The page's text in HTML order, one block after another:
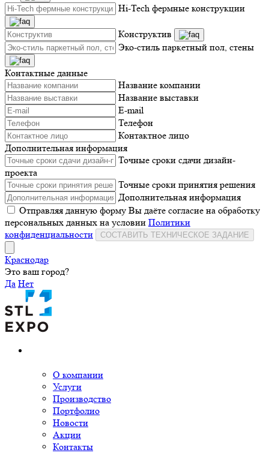
Hi-Tech фермные конструкции
Конструктив
Эко-стиль паркетный пол, стены
Контактные данные
Название компании
Название выставки
E-mail
Телефон
Контактное лицо
Дополнительная информация
Точные сроки сдачи дизайн-
проекта
Точные сроки принятия решения
Дополнительная информация
Отправляя данную форму Вы даёте согласие на обработку
персональных данных на условии Политики
конфиденциальности
СОСТАВИТЬ ТЕХНИЧЕСКОЕ ЗАДАНИЕ
Краснодар
Это ваш город?
Да Нет
О компании
Услуги
Производство
Портфолио
Новости
Акции
Контакты